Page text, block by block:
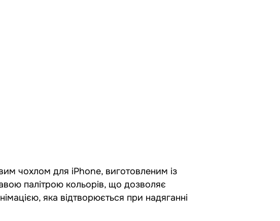
чохлом для iPhone, виготовленим із
палітрою кольорів, що дозволяє
яка відтворюється при надяганні